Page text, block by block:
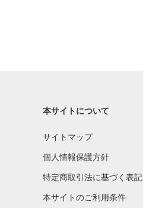
本サイトについて
サイトマップ
個人情報保護方針
特定商取引法に基づく表記
本サイトのご利用条件